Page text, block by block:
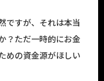
ですが、それは本当
？ただ一時的にお金
めの資金源がほしい